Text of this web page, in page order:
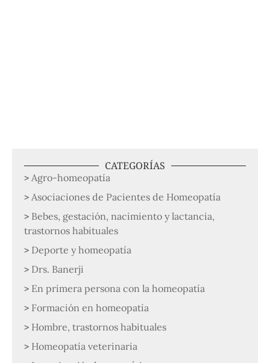
CATEGORÍAS
Agro-homeopatía
Asociaciones de Pacientes de Homeopatía
Bebes, gestación, nacimiento y lactancia,
trastornos habituales
Deporte y homeopatía
Drs. Banerji
En primera persona con la homeopatía
Formación en homeopatía
Hombre, trastornos habituales
Homeopatía veterinaria